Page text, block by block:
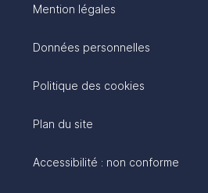
Mention légales
Données personnelles
Politique des cookies
Plan du site
Accessibilité : non conforme